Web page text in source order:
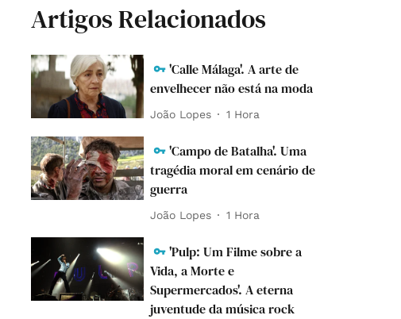
Artigos Relacionados
'Calle Málaga'. A arte de
envelhecer não está na moda
João Lopes 1 Hora
'Campo de Batalha'. Uma
tragédia moral em cenário de
guerra
João Lopes 1 Hora
'Pulp: Um Filme sobre a
Vida, a Morte e
Supermercados'. A eterna
juventude da música rock